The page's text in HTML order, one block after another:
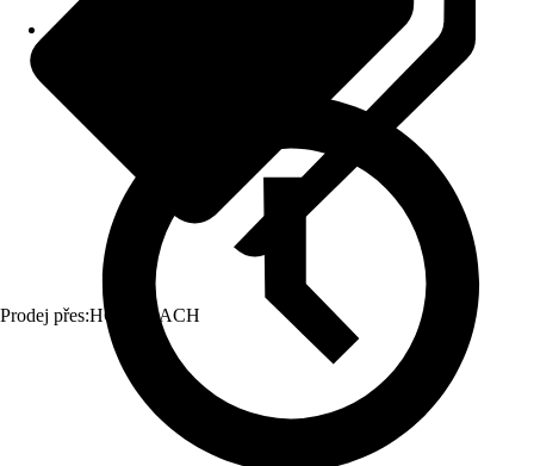
Prodej přes:HORNBACH